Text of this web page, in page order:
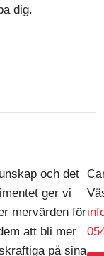
dig.
och det
ger vi
mervärden för
att bli mer
på sina